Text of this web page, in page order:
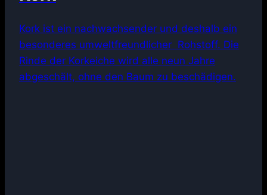
Kork ist ein nachwachsender und deshalb ein
besonderes umweltfreundlicher Rohstoff. Die
Rinde der Korkeiche wird alle neun Jahre
abgeschält, ohne den Baum zu beschädigen.